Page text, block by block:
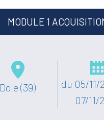
MODULE 1
Dole (39)
du 05/11/
07/11/